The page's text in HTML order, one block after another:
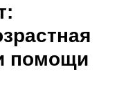
помощи